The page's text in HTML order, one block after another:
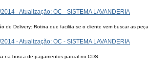
- Atualização: OC - SISTEMA LAVANDERIA
de Delivery: Rotina que facilita se o cliente vem buscar as
- Atualização: OC - SISTEMA LAVANDERIA
na busca de pagamentos parcial no CDS.